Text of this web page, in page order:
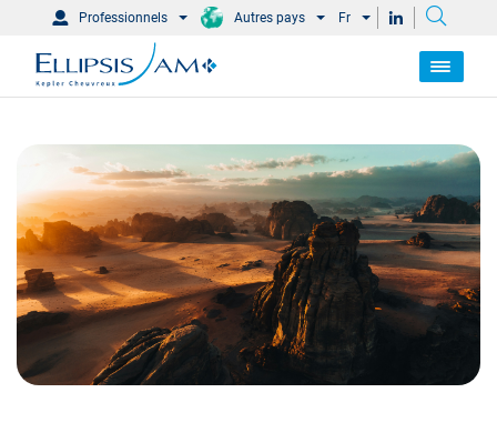
Professionnels Autres pays Fr